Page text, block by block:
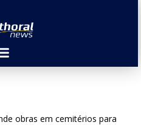
obras em cemitérios para